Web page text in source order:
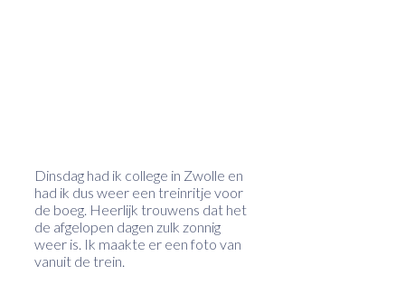
Dinsdag had ik college in Zwolle en
had ik dus weer een treinritje voor
de boeg. Heerlijk trouwens dat het
de afgelopen dagen zulk zonnig
weer is. Ik maakte er een foto van
vanuit de trein.